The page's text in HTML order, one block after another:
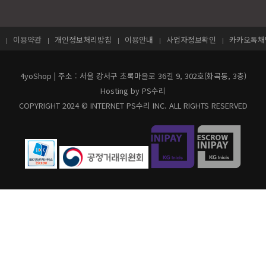
이용약관 개인정보처리방침 이용안내 사업자정보확인 카카오톡
4yoShop | 주소 : 서울 강서구 초록마을로 36길 9, 302호(화곡동, 3층)
Hosting by PS수리
COPYRIGHT 2024 © INTERNET PS수리 INC. ALL RIGHTS RESERVED